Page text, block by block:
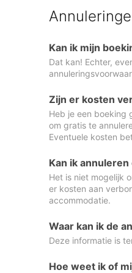
Kan ik mijn
Dat kan! Echter,
Zijn er kosten
Heb je een boeking
om gratis te
Eventuele kosten
Kan ik
Het is niet mogelijk
er kosten aan
accommodatie.
Waar kan ik de
Deze informatie is
Hoe weet ik of